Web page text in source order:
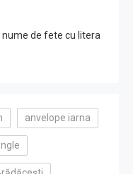
de fete cu litera
anvelope iarna